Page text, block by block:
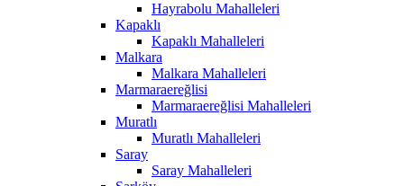
Hayrabolu Mahalleleri
Kapaklı
Kapaklı Mahalleleri
Malkara
Malkara Mahalleleri
Marmaraereğlisi
Marmaraereğlisi Mahalleleri
Muratlı
Muratlı Mahalleleri
Saray
Saray Mahalleleri